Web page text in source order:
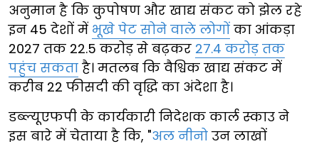
अनुमान है कि कुपोषण और खाद्य संकट को झेल रहे
इन 45 देशों में भूखे पेट सोने वाले लोगों का आंकड़ा
2027 तक 22.5 करोड़ से बढ़कर 27.4 करोड़ तक
पहुंच सकता है। मतलब कि वैश्विक खाद्य संकट में
करीब 22 फीसदी की वृद्धि का अंदेशा है।
डब्ल्यूएफपी के कार्यकारी निदेशक कार्ल स्काउ ने
इस बारे में चेताया है कि, "अल नीनो उन लाखों